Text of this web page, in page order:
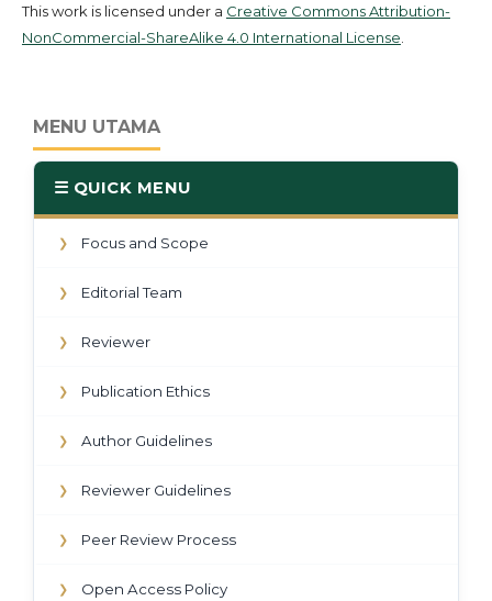
This work is licensed under a Creative Commons Attribution-
NonCommercial-ShareAlike 4.0 International License
MENU UTAMA
☰ QUICK MENU
❯ Focus and Scope
❯ Editorial Team
❯ Reviewer
❯ Publication Ethics
❯ Author Guidelines
❯ Reviewer Guidelines
❯ Peer Review Process
❯ Open Access Policy